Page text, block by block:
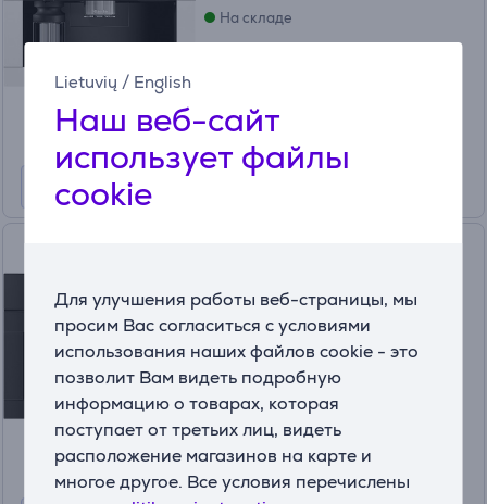
Lietuvių / English
Наш веб-сайт
использует файлы
cookie
Для улучшения работы веб-страницы, мы
просим Вас согласиться с условиями
использования наших файлов cookie - это
позволит Вам видеть подробную
информацию о товарах, которая
поступает от третьих лиц, видеть
расположение магазинов на карте и
многое другое. Все условия перечислены
На складе
Товар - CVA7440OBSW
CVA7440OBSW
На складе
Цена:
342999 €